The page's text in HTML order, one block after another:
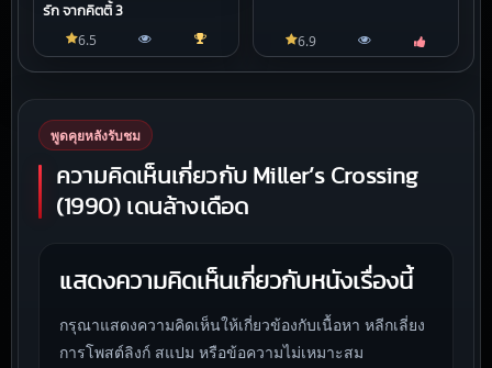
รัก จากคิตตี้ 3
6.5 6.9
พูดคุยหลังรับชม
ความคิดเห็นเกี่ยวกับ Miller’s Crossing
(1990) เดนล้างเดือด
แสดงความคิดเห็นเกี่ยวกับหนังเรื่องนี้
กรุณาแสดงความคิดเห็นให้เกี่ยวข้องกับเนื้อหา หลีกเลี่ยง
การโพสต์ลิงก์ สแปม หรือข้อความไม่เหมาะสม